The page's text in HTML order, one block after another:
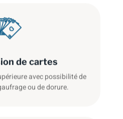
de cartes
avec possibilité de
ou de dorure.